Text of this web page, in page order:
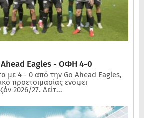
Ahead Eagles - ΟΦΗ 4-0
με 4 - 0 από την Go Ahead Eagles,
προετοιμασίας ενόψει
2026/27. Δείτ...